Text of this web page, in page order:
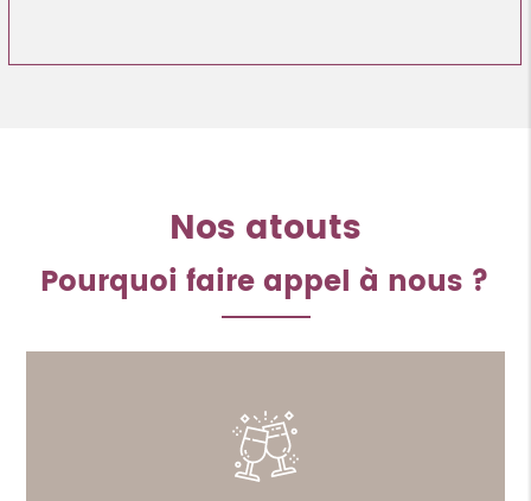
Nos atouts
Pourquoi faire appel à nous ?